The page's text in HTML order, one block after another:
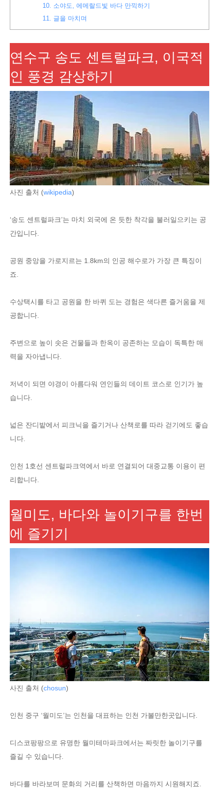
10. 소야도, 에메랄드빛 바다 만끽하기
11.
글을 마치며
연수구 송도 센트럴파크, 이국적
인 풍경 감상하기
사진 출처 (wikipedia)
‘송도 센트럴파크’는 마치 외국에 온 듯한 착각을 불러일으키는 공
간입니다.
공원 중앙을 가로지르는 1.8km의 인공 해수로가 가장 큰 특징이
죠.
수상택시를 타고 공원을 한 바퀴 도는 경험은 색다른 즐거움을 제
공합니다.
주변으로 높이 솟은 건물들과 한옥이 공존하는 모습이 독특한 매
력을 자아냅니다.
저녁이 되면 야경이 아름다워 연인들의 데이트 코스로 인기가 높
습니다.
넓은 잔디밭에서 피크닉을 즐기거나 산책로를 따라 걷기에도 좋습
니다.
인천 1호선 센트럴파크역에서 바로 연결되어 대중교통 이용이 편
리합니다.
월미도, 바다와 놀이기구를 한번
에 즐기기
사진 출처 (chosun)
인천 중구 ‘월미도’는 인천을 대표하는 인천 가볼만한곳입니다.
디스코팡팡으로 유명한 월미테마파크에서는 짜릿한 놀이기구를
즐길 수 있습니다.
바다를 바라보며 문화의 거리를 산책하면 마음까지 시원해지죠.